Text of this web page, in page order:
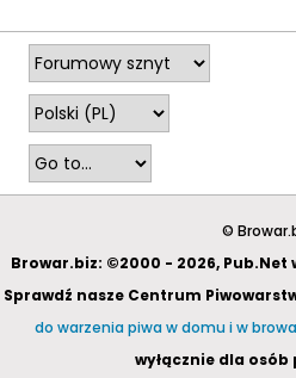
©
Browar.biz: ©2000 - 2026, Pub.Net
Sprawdź nasze Centrum
do warzenia piwa w domu i w
wyłącznie dla osób